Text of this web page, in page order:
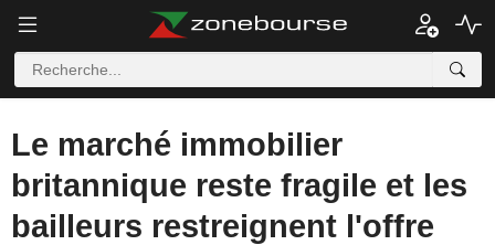
Le marché immobilier
britannique reste fragile et les
bailleurs restreignent l'offre